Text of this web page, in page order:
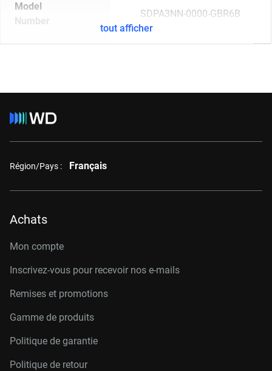
Model
Number
SDPA3NN-0000-GBR6B
tout afficher
Région/Pays : Français
Achats
Mon compte
Inscrivez-vous pour recevoir nos e-mails
Remises et promotions
Gamme de produits
Politique de garantie
Politique de retour